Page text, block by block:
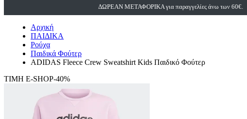
ΔΩΡΕΑΝ ΜΕΤΑΦΟΡΙΚΑ για παραγγελίες άνω των 60€.
Αρχική
ΠΑΙΔΙΚΑ
Ρούχα
Παιδικά Φούτερ
ADIDAS Fleece Crew Sweatshirt Kids Παιδικό Φούτερ
ΤΙΜΗ E-SHOP-40%